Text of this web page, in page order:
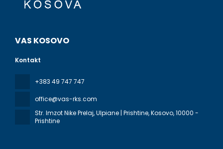
VAS KOSOVO
Kontakt
+383 49 747 747
office@vas-rks.com
Str. Imzot Nike Prelaj, Ulpiane | Prishtine, Kosovo, 10000 -
Prishtine